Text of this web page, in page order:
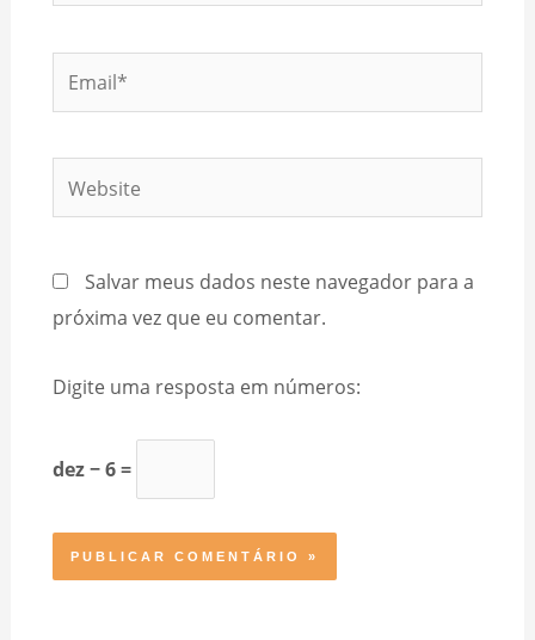
Email*
Website
Salvar meus dados neste navegador para a
próxima vez que eu comentar.
Digite uma resposta em números:
dez − 6 =